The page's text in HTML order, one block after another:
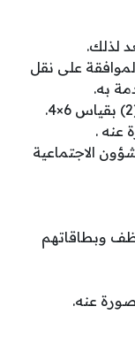
لذلك.
على نقل
به.
عنه .
الاجتماعية
وبطاقاتهم
عنه.